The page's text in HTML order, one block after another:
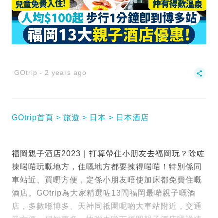
GOtrip 2 years ago
GOtrip首頁 旅遊 日本 日本酒店
福岡親子酒店2023｜打算帶住小朋友去福岡玩？除咗
揀啱啱玩嘅地方，住嘅地方都要揀得啱啱！特別係同
車站近、買嘢方便，定係小朋友唔使加床都免費住嘅
酒店。GOtrip為大家精選咗13間福岡最啱親子嘅酒
店，多數喺博多、天神同祗園呢啲大車站附近，交通